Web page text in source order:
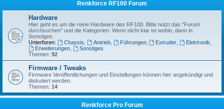
Renkforce RF100 Forum
Hardware
Hier geht es um die reine Hardware des RF100. Bitte nutzt das "Forum
durchsuchen" und die Kategorien. Wenn nicht klar ist wohin, dann in
Sonstiges.
Unterforen:
Chassis Antrieb, Führungen, Extruder Elektronik
Erweiterungen,
Sonstiges
Themen: 92
Firmware / Tweaks
Firmware Veröffentlichungen und Einstellungen können hier angekündigt und
diskutiert werden.
Themen: 14
Renkforce Pro Forum